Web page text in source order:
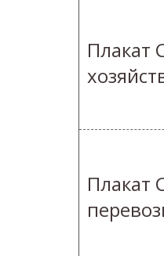
Плакат
Плакат